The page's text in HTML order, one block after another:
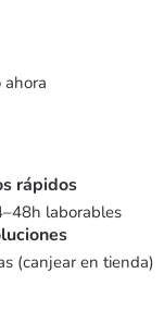
ahora
rápidos
laborables
(canjear en tienda)